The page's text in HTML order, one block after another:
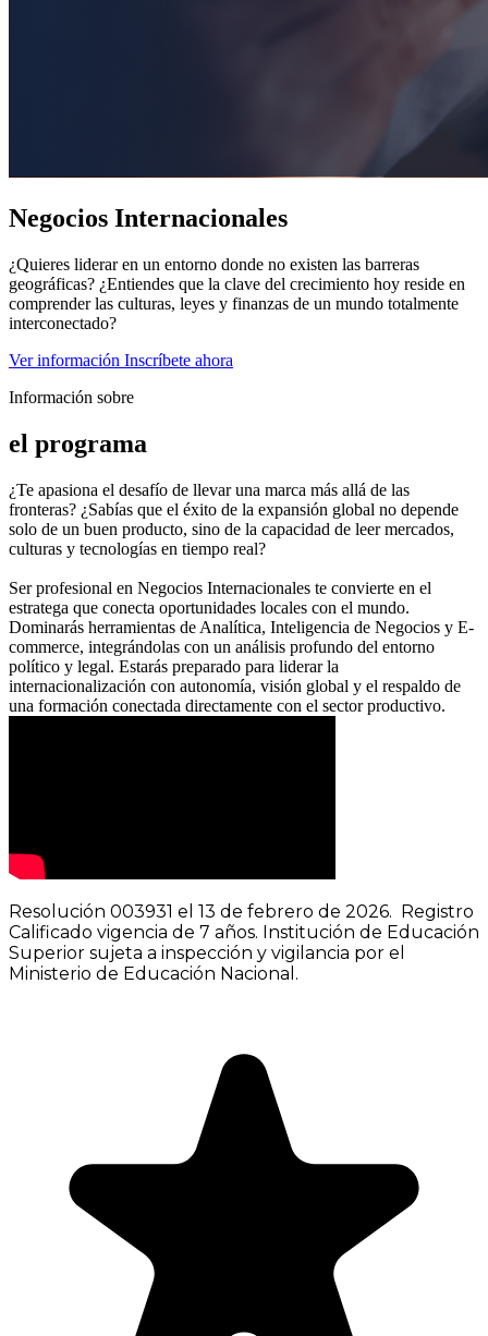
Negocios Internacionales
¿Quieres liderar en un entorno donde no existen las barreras
geográficas? ¿Entiendes que la clave del crecimiento hoy reside en
comprender las culturas, leyes y finanzas de un mundo totalmente
interconectado?
Ver información Inscríbete ahora
Información sobre
el programa
¿Te apasiona el desafío de llevar una marca más allá de las
fronteras? ¿Sabías que el éxito de la expansión global no depende
solo de un buen producto, sino de la capacidad de leer mercados,
culturas y tecnologías en tiempo real?
Ser profesional en Negocios Internacionales te convierte en el
estratega que conecta oportunidades locales con el mundo.
Dominarás herramientas de Analítica, Inteligencia de Negocios y E-
commerce, integrándolas con un análisis profundo del entorno
político y legal. Estarás preparado para liderar la
internacionalización con autonomía, visión global y el respaldo de
una formación conectada directamente con el sector productivo.
Resolución 003931 el 13 de febrero de 2026. Registro
Calificado vigencia de 7 años. Institución de Educación
Superior sujeta a inspección y vigilancia por el
Ministerio de Educación Nacional.